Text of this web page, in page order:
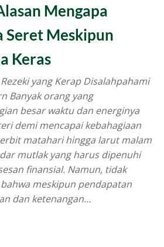
Mengapa
Seret Meskipun
Keras
yang Kerap Disalahpahami
Banyak orang yang
besar waktu dan energinya
demi mencapai kebahagiaan
matahari hingga larut malam
mutlak yang harus dipenuhi
finansial. Namun, tidak
meskipun pendapatan
dan ketenangan…